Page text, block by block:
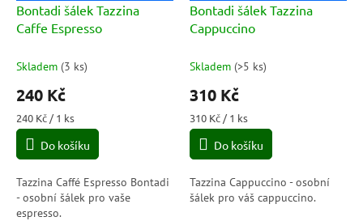
Bontadi šálek Tazzina
Caffe Espresso
Skladem (3 ks)
240 Kč
Měrná
cena:
240 Kč / 1 ks
Do košíku
Tazzina Caffé Espresso Bontadi
- osobní šálek pro vaše
espresso.
Bontadi šálek Tazzina
Cappuccino
Skladem (>5 ks)
310 Kč
Měrná
cena:
310 Kč / 1 ks
Do košíku
Tazzina Cappuccino - osobní
šálek pro váš cappuccino.